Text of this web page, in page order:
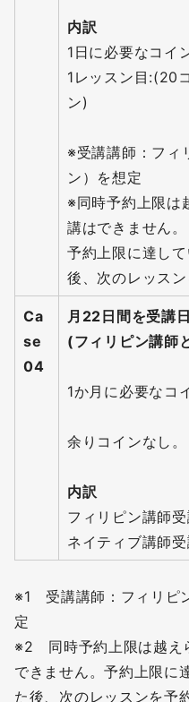
内訳
1日に必要なコイ
1レッスン目:(20
ン)
※受講講師：フィ
ン）を想定
※同時予約上限は
講はできません。
予約上限に達し
後、次のレッスン
Ca
se
04
月22日間を受講
(フィリピン講師
1か月に必要なコ
余りコインなし。
内訳
フィリピン講師
ネイティブ講師
※1 受講講師：フィリピ
定
※2 同時予約上限は越え
できません。予約上限に
た後、次のレッスンを予